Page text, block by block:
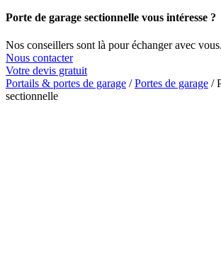
Porte de garage sectionnelle vous intéresse ?
Nos conseillers sont là pour échanger avec vous.
Nous contacter
Votre devis gratuit
Portails & portes de garage / Portes de garage /
sectionnelle